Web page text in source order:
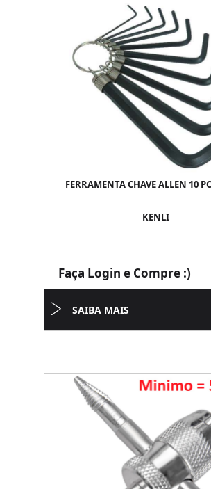
FERRAMENTA CHAVE ALLEN 10
KENLI
Faça Login e Compre :)
SAIBA MAIS